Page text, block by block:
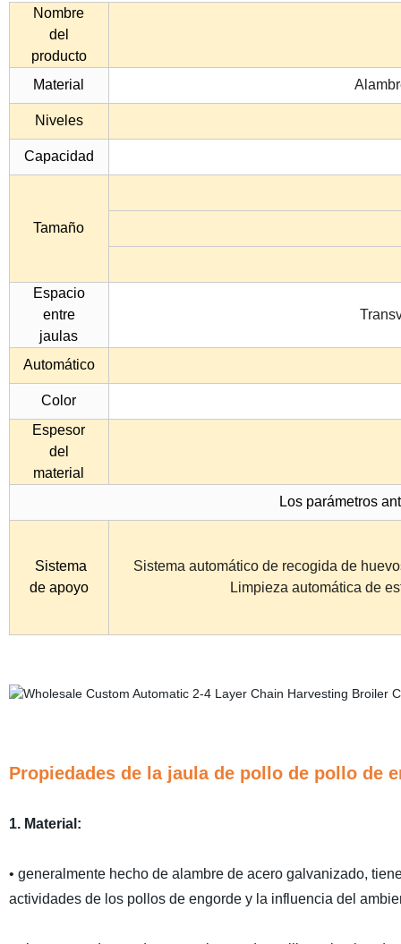
Nombre
del
producto
Material
Niveles
Capacidad
Tamaño
Espacio
entre
jaulas
Automático
Color
Espesor
del
material
Los parámetros
Sistema
de apoyo
Sistema automático de recogida de
Limpieza automática de
Propiedades de la jaula de pollo de pollo de
1. Material:
• generalmente hecho de alambre de acero galvanizado,
actividades de los pollos de engorde y la influencia del